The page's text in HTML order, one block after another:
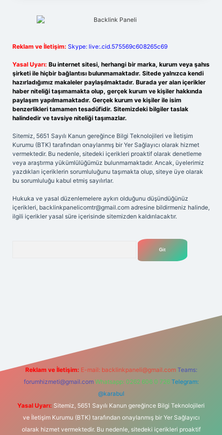
Reklam ve İletişim: Skype: live:.cid.575569c608265c69
Yasal Uyarı: Bu internet sitesi, herhangi bir marka, kurum veya şahıs
şirketi ile hiçbir bağlantısı bulunmamaktadır. Sitede yalnızca kendi
hazırladığımız makaleler paylaşılmaktadır. Burada yer alan içerikler
haber niteliği taşımamakta olup, gerçek kurum ve kişiler hakkında
paylaşım yapılmamaktadır. Gerçek kurum ve kişiler ile isim
benzerlikleri tamamen tesadüfidir. Sitemizdeki bilgiler taslak
halindedir ve tavsiye niteliği taşımazlar.
Sitemiz, 5651 Sayılı Kanun gereğince Bilgi Teknolojileri ve İletişim
Kurumu (BTK) tarafından onaylanmış bir Yer Sağlayıcı olarak hizmet
vermektedir. Bu nedenle, sitedeki içerikleri proaktif olarak denetleme
veya araştırma yükümlülüğümüz bulunmamaktadır. Ancak, üyelerimiz
yazdıkları içeriklerin sorumluluğunu taşımakta olup, siteye üye olarak
bu sorumluluğu kabul etmiş sayılırlar.
Hukuka ve yasal düzenlemelere aykırı olduğunu düşündüğünüz
içerikleri, backlinkpanelicomtr@gmail.com adresine bildirmeniz halinde,
ilgili içerikler yasal süre içerisinde sitemizden kaldırılacaktır.
Reklam ve İletişim: E-mail: backlinkpaneli@gmail.com Teams:
forumhizmeti@gmail.com Whatsapp: 0262 606 0 726 Telegram:
@karabul
Yasal Uyarı: Sitemiz, 5651 Sayılı Kanun gereğince Bilgi Teknolojileri
ve İletişim Kurumu (BTK) tarafından onaylanmış bir Yer Sağlayıcı
olarak hizmet vermektedir. Bu nedenle, sitedeki içerikleri proaktif